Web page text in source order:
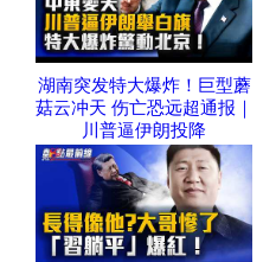
湖南突发特大爆炸！巨型蘑
菇云冲天 伤亡恐远超通报｜
川普逼伊朗投降